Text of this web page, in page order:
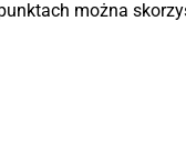
można